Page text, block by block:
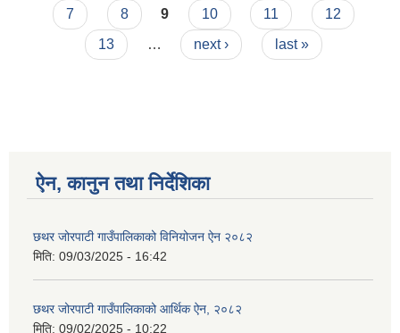
7
8 9 10 11
12
13
… next › last »
ऐन, कानुन तथा निर्देशिका
छथर जोरपाटी गाउँपालिकाको विनियोजन ऐन २०८२
मिति: 09/03/2025 - 16:42
छथर जोरपाटी गाउँपालिकाको आर्थिक ऐन, २०८२
मिति: 09/02/2025 - 10:22